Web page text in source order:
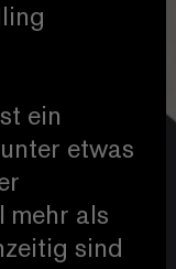
ein
etwas
mehr als
sind